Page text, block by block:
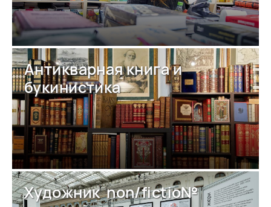
Антикварная книга и
букинистика
Художник non/fictio№